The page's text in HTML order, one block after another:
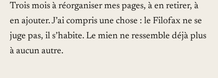
Trois mois à réorganiser mes pages, à en retirer, à
en ajouter. J’ai compris une chose : le Filofax ne se
juge pas, il s’habite. Le mien ne ressemble déjà plus
à aucun autre.